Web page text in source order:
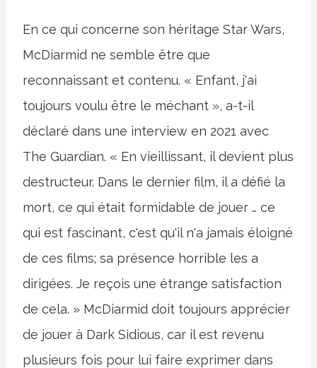
En ce qui concerne son héritage Star Wars,
McDiarmid ne semble être que
reconnaissant et contenu. « Enfant, j'ai
toujours voulu être le méchant », a-t-il
déclaré dans une interview en 2021 avec
The Guardian. « En vieillissant, il devient plus
destructeur. Dans le dernier film, il a défié la
mort, ce qui était formidable de jouer … ce
qui est fascinant, c'est qu'il n'a jamais éloigné
de ces films; sa présence horrible les a
dirigées. Je reçois une étrange satisfaction
de cela. » McDiarmid doit toujours apprécier
de jouer à Dark Sidious, car il est revenu
plusieurs fois pour lui faire exprimer dans